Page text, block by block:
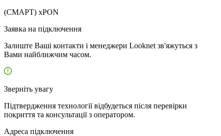
(СМАРТ) xPON
Заявка на підключення
Залиште Ваші контакти і менеджери Looknet зв'яжуться з
Вами найближчим часом.
Зверніть увагу
Підтвердження технології відбудеться після перевірки
покриття та консультації з оператором.
Адресa підключення